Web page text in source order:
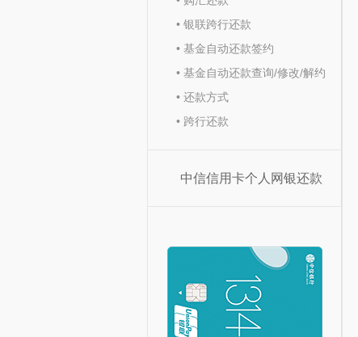
• 银联跨行还款
• 基金自动还款签约
• 基金自动还款查询/修改/解约
• 还款方式
• 跨行还款
中信信用卡个人网银还款